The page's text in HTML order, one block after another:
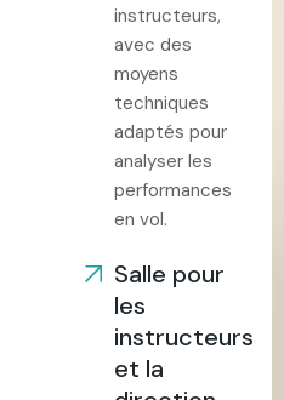
instructeurs,
avec des
moyens
techniques
adaptés pour
analyser les
performances
en vol.
Salle pour
les
instructeurs
et la